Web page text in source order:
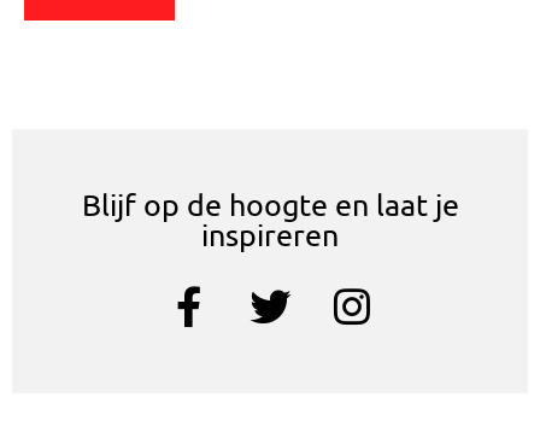
Blijf op de hoogte en laat je
inspireren